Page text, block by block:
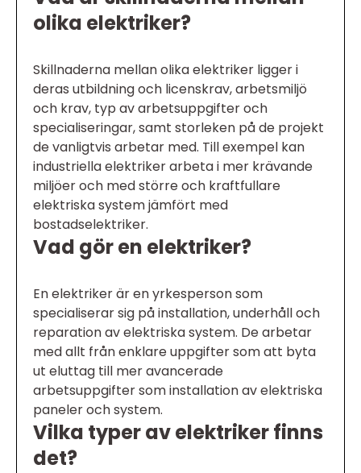
olika elektriker?
Skillnaderna mellan olika elektriker ligger i
deras utbildning och licenskrav, arbetsmiljö
och krav, typ av arbetsuppgifter och
specialiseringar, samt storleken på de projekt
de vanligtvis arbetar med. Till exempel kan
industriella elektriker arbeta i mer krävande
miljöer och med större och kraftfullare
elektriska system jämfört med
bostadselektriker.
Vad gör en elektriker?
En elektriker är en yrkesperson som
specialiserar sig på installation, underhåll och
reparation av elektriska system. De arbetar
med allt från enklare uppgifter som att byta
ut eluttag till mer avancerade
arbetsuppgifter som installation av elektriska
paneler och system.
Vilka typer av elektriker finns
det?